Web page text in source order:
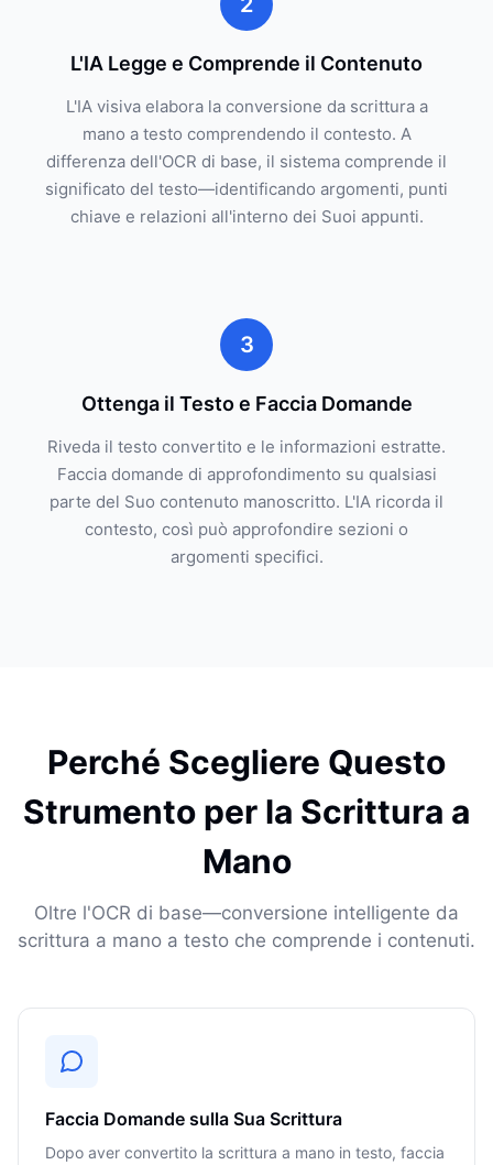
L'IA Legge e Comprende il Contenuto
L'IA visiva elabora la conversione da scrittura a
mano a testo comprendendo il contesto. A
differenza dell'OCR di base, il sistema comprende il
significato del testo—identificando argomenti, punti
chiave e relazioni all'interno dei Suoi appunti.
3
Ottenga il Testo e Faccia Domande
Riveda il testo convertito e le informazioni estratte.
Faccia domande di approfondimento su qualsiasi
parte del Suo contenuto manoscritto. L'IA ricorda il
contesto, così può approfondire sezioni o
argomenti specifici.
Perché Scegliere Questo
Strumento per la Scrittura a
Mano
Oltre l'OCR di base—conversione intelligente da
scrittura a mano a testo che comprende i contenuti.
Faccia Domande sulla Sua Scrittura
Dopo aver convertito la scrittura a mano in testo, faccia